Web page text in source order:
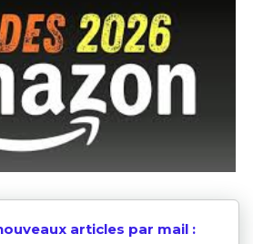
articles par mail :